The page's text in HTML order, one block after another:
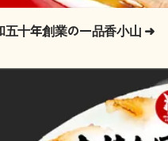
五十年創業の一品香小山 ➜